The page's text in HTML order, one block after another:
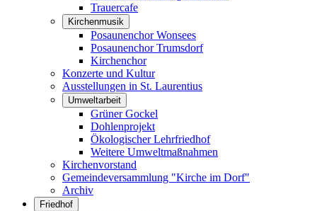
Trauercafe
Kirchenmusik
Posaunenchor Wonsees
Posaunenchor Trumsdorf
Kirchenchor
Konzerte und Kultur
Ausstellungen in St. Laurentius
Umweltarbeit
Grüner Gockel
Dohlenprojekt
Ökologischer Lehrfriedhof
Weitere Umweltmaßnahmen
Kirchenvorstand
Gemeindeversammlung "Kirche im Dorf"
Archiv
Friedhof